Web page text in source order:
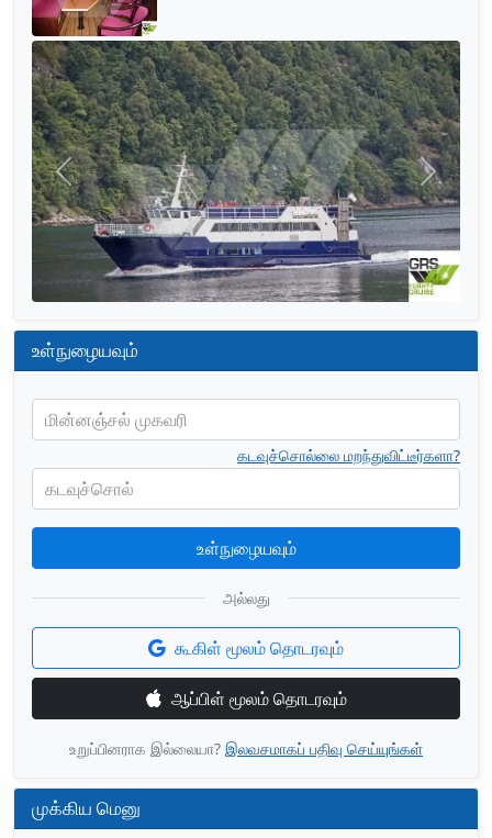
முந்தையது
உள்நுழையவும்
மின்னஞ்சல் முகவரி
கடவுச்சொல்
கடவுச்சொல்லை மறந்துவிட்டீர்களா?
உள்நுழையவும்
அல்லது
கூகிள் மூலம் தொடரவும்
ஆப்பிள் மூலம் தொடரவும்
உறுப்பினராக இல்லையா? இலவசமாகப் பதிவு செய்யுங்கள்
முக்கிய மெனு